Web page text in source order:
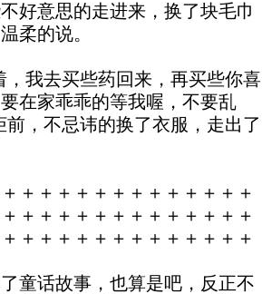
思的走进来，换了块毛巾
柔的说。
买些药回来，再买些你喜
在家乖乖的等我喔，不要乱
前，不忌讳的换了衣服，走出了
＋＋＋＋＋＋＋＋＋＋＋
＋＋＋＋＋＋＋＋＋＋＋＋＋
＋＋＋＋＋＋＋＋＋＋＋＋＋
故事，也算是吧，反正不